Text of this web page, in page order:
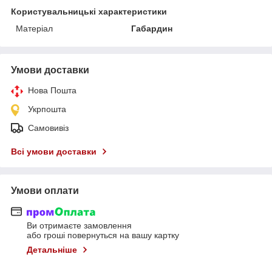
Користувальницькі характеристики
Матеріал
Габардин
Умови доставки
Нова Пошта
Укрпошта
Самовивіз
Всі умови доставки
Умови оплати
Ви отримаєте замовлення
або гроші повернуться на вашу картку
Детальніше